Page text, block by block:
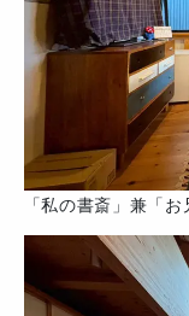
「私の書斎」兼「